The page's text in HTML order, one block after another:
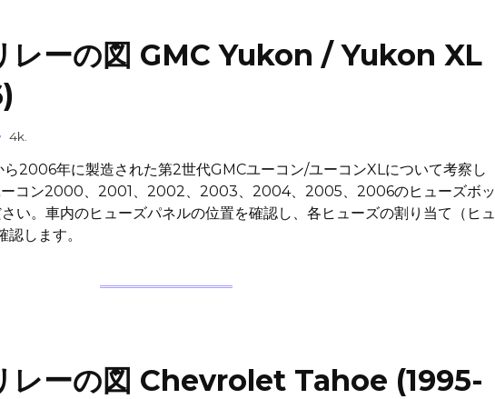
レーの図 GMC Yukon / Yukon XL
4k.
2006年に製造された第2世代GMCユーコン/ユーコンXLについて考察し
ーコン2000、2001、2002、2003、2004、2005、2006のヒューズボッ
い。車内のヒューズパネルの位置を確認し、各ヒューズの割り当て（ヒュ
します。
レーの図 Chevrolet Tahoe (1995-